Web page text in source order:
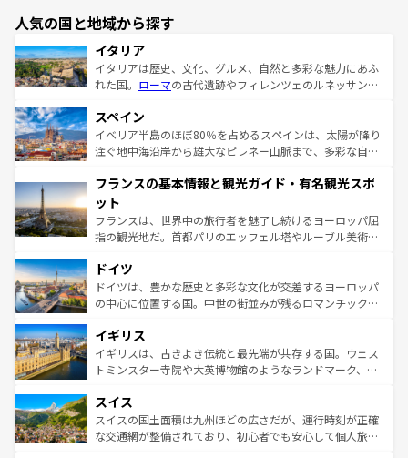
人気の国と地域から探す
イタリア
イタリアは歴史、文化、グルメ、自然と多彩な魅力にあふ
れた国。 ローマの古代遺跡やフィレンツェのルネッサンス
ろん、トスカーナの美しい田園風景やアマルフィ海岸の絶
景など、自然景観も見逃せない。観光の合間には、本場の
ピザやパスタなど、絶品のイタリア料理を堪能することも
ませてくれるイタリアで、忘れられない旅をしてみよう！
なお、新着のイタリア情報は
しい。
スペイン
イベリア半島のほぼ80％を占めるスペインは、太陽が降り
注ぐ地中海沿岸から雄大なピレネー山脈まで、多彩な自然
文化が根付くこの国では、情熱的なフラメンコ、熱気あふ
れる闘牛、そして美味しいタパスが生活の一部となってい
る。首都マドリードの洗練された雰囲気や、バルセロナの
アートに溢れた街角から、地方では古代ローマ遺跡や中世
せる。地方によって風土や気候が異なるスペインはその個
性で訪れる人を魅了する。 なお、新着のスペイン情報は コ
ンテンツ一覧を参照してほしい。
フランスの基本情報と観光ガイド・有名観光スポ
ット
フランスは、世界中の旅行者を魅了し続けるヨーロッパ屈
指の観光地だ。首都パリのエッフェル塔やルーブル美術館
で、幅広い魅力が詰まっている。華麗な宮殿、歴史的な大
聖堂、美しいビーチ、そして豊かな自然が、訪れる者を心
から魅了する。また、フランスは美食の国としても知ら
いる。シャンパンの発祥地であるランス、プロヴァンスの
香り高いラベンダー畑など、多彩な楽しみ方が可能だ。さ
らに、パリ以外の地域にも魅力が溢れており、どの街角に
れる地方に足を運ぶとそれぞれで全く異なる文化を体験で
きるだろう。 なお、新着のフランス情報はコンテンツ一覧
を参照してほしい。
ドイツ
ドイツは、豊かな歴史と多彩な文化が交差するヨーロッパ
の中心に位置する国。中世の街並みが残るロマンチック街
顔を持つこの国は、どこを歩いても飽きることがない。ベ
ルリンの文化的活気、バイエルン州のアルプスの絶景、そ
してライン川沿いのワイン畑といった風景は必見。ビール
は、お酒好きな人にはぜひ体験してほしい。 なお、新着の
ドイツ情報はコンテンツ一覧を参照してほしい。
イギリス
イギリスは、古きよき伝統と最先端が共存する国。ウェス
トミンスター寺院や大英博物館のようなランドマーク、歴
リアごとに異なる魅力がある。また、優雅なアフタヌーン
ティー、ビール好きにはたまらない英国パブ、サッカー観
戦など、本場だからこそできる体験も豊富。イギリスを旅
スイス
スイスの国土面積は九州ほどの広さだが、運行時刻が正確
な交通網が整備されており、初心者でも安心して個人旅行